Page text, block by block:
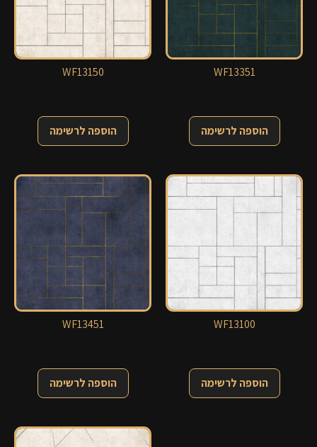
WF13150
הוספה לרשימה
WF13351
הוספה לרשימה
WF13451
הוספה לרשימה
WF13100
הוספה לרשימה